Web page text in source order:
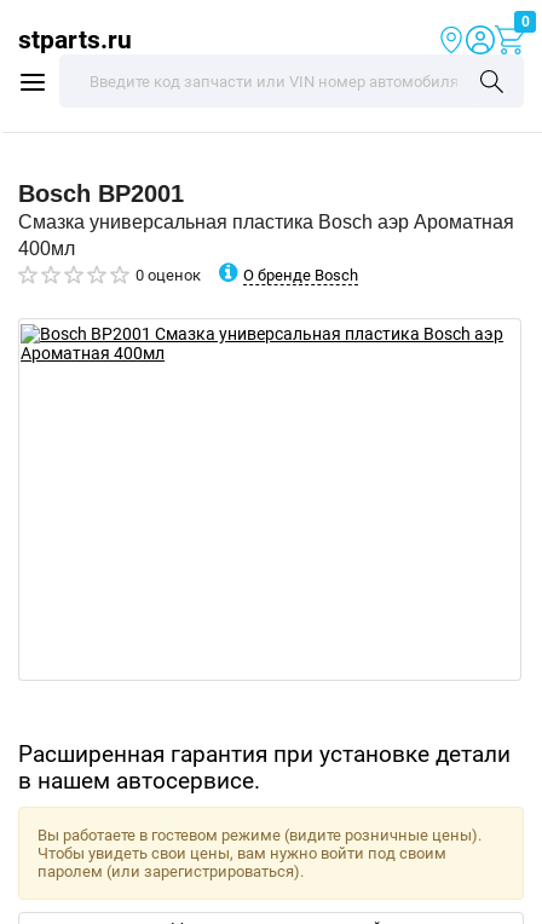
stparts.ru
0
Bosch BP2001
Смазка универсальная пластика Bosch аэр Ароматная
400мл
0 оценок О бренде Bosch
Расширенная гарантия при установке детали
в нашем автосервисе.
Вы работаете в гостевом режиме (видите розничные цены).
Чтобы увидеть свои цены, вам нужно войти под своим
паролем (или зарегистрироваться).